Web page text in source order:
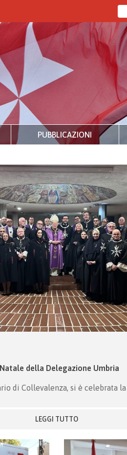
PUBBLICAZIONI
della Delegazione Umbria
di Collevalenza, si è celebrata
LEGGI TUTTO